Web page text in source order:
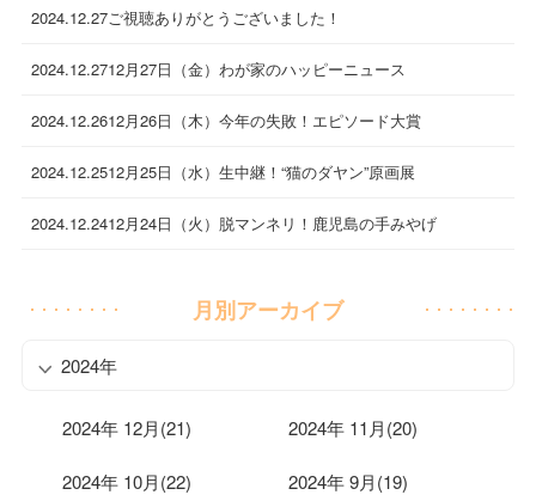
2024.12.27ご視聴ありがとうございました！
2024.12.2712月27日（金）わが家のハッピーニュース
2024.12.2612月26日（木）今年の失敗！エピソード大賞
2024.12.2512月25日（水）生中継！“猫のダヤン”原画展
2024.12.2412月24日（火）脱マンネリ！鹿児島の手みやげ
月別アーカイブ
2024年
2024年 12月(21) 2024年 11月(20)
2024年 10月(22) 2024年 9月(19)